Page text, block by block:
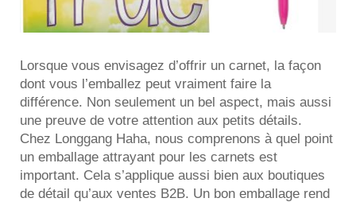
Lorsque vous envisagez d’offrir un carnet, la façon
dont vous l’emballez peut vraiment faire la
différence. Non seulement un bel aspect, mais aussi
une preuve de votre attention aux petits détails.
Chez Longgang Haha, nous comprenons à quel point
un emballage attrayant pour les carnets est
important. Cela s’applique aussi bien aux boutiques
de détail qu’aux ventes B2B. Un bon emballage rend